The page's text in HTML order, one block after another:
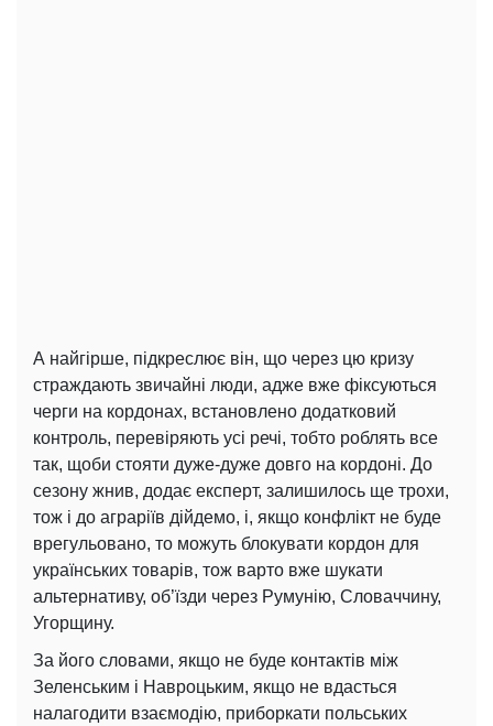
А найгірше, підкреслює він, що через цю кризу
страждають звичайні люди, адже вже фіксуються
черги на кордонах, встановлено додатковий
контроль, перевіряють усі речі, тобто роблять все
так, щоби стояти дуже-дуже довго на кордоні. До
сезону жнив, додає експерт, залишилось ще трохи,
тож і до аграріїв дійдемо, і, якщо конфлікт не буде
врегульовано, то можуть блокувати кордон для
українських товарів, тож варто вже шукати
альтернативу, об’їзди через Румунію, Словаччину,
Угорщину.
За його словами, якщо не буде контактів між
Зеленським і Навроцьким, якщо не вдасться
налагодити взаємодію, приборкати польських